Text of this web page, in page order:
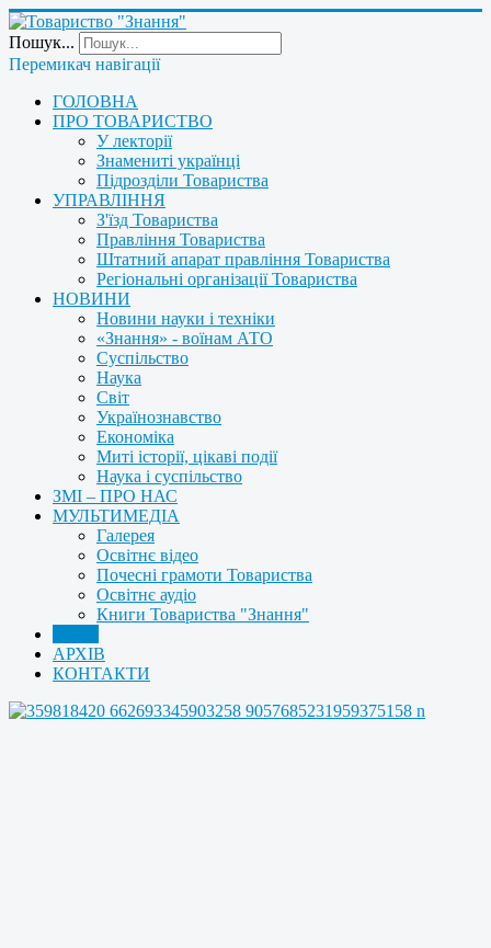
Пошук...
Перемикач навігації
ГОЛОВНА
ПРО ТОВАРИСТВО
У лекторії
Знамениті українці
Підрозділи Товариства
УПРАВЛІННЯ
З'їзд Товариства
Правління Товариства
Штатний апарат правління Товариства
Регіональні організації Товариства
НОВИНИ
Новини науки і техніки
«Знання» - воїнам АТО
Суспільство
Наука
Світ
Українознавство
Економіка
Миті історії, цікаві події
Наука і суспільство
ЗМІ – ПРО НАС
МУЛЬТИМЕДІА
Галерея
Освітнє відео
Почесні грамоти Товариства
Освітнє аудіо
Книги Товариства "Знання"
АРХІВ
КОНТАКТИ